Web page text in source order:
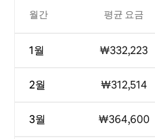
월간
1월
2월
3월
평균 요금
₩332,223
₩312,514
₩364,600